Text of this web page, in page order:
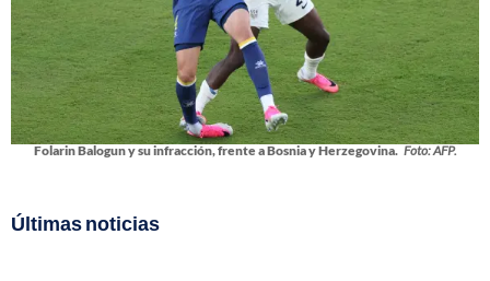
Folarin Balogun y su infracción, frente a Bosnia y Herzegovina. Foto: AFP.
Últimas noticias